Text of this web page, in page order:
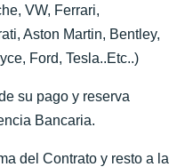
VW, Ferrari,
Aston Martin, Bentley,
Ford, Tesla..Etc..)
su pago y reserva
Bancaria.
del Contrato y resto a la